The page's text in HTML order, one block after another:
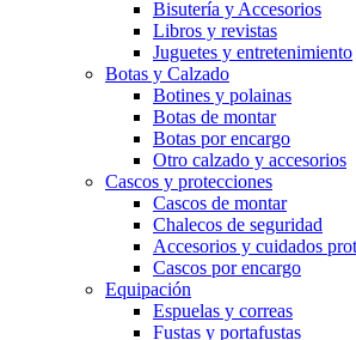
Bisutería y Accesorios
Libros y revistas
Juguetes y entretenimiento
Botas y Calzado
Botines y polainas
Botas de montar
Botas por encargo
Otro calzado y accesorios
Cascos y protecciones
Cascos de montar
Chalecos de seguridad
Accesorios y cuidados
Cascos por encargo
Equipación
Espuelas y correas
Fustas y portafustas